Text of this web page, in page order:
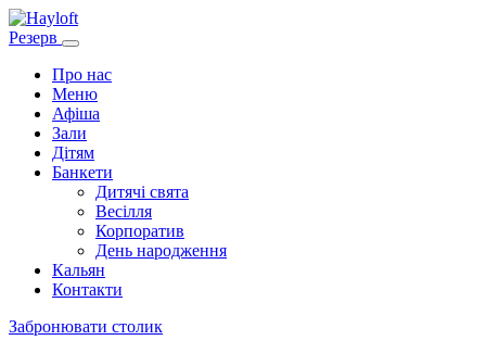
Резерв
Про нас
Меню
Афіша
Зали
Дітям
Банкети
Дитячі свята
Весілля
Корпоратив
День народження
Кальян
Контакти
Забронювати столик